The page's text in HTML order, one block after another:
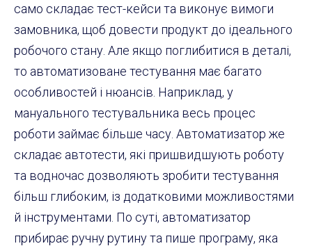
само складає тест-кейси та виконує вимоги
замовника, щоб довести продукт до ідеального
робочого стану. Але якщо поглибитися в деталі,
то автоматизоване тестування має багато
особливостей і нюансів. Наприклад, у
мануального тестувальника весь процес
роботи займає більше часу. Автоматизатор же
складає автотести, які пришвидшують роботу
та водночас дозволяють зробити тестування
більш глибоким, із додатковими можливостями
й інструментами. По суті, автоматизатор
прибирає ручну рутину та пише програму, яка